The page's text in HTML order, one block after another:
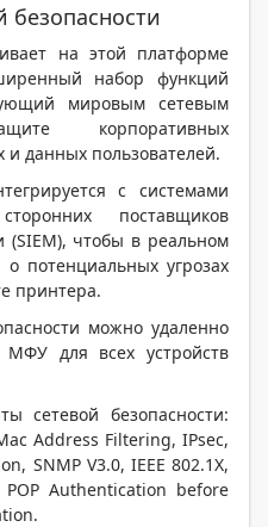
безопасности
на этой платформе
набор функций
мировым сетевым
корпоративных
данных пользователей.
с системами
поставщиков
(SIEM), чтобы в реальном
потенциальных угрозах
принтера.
можно удаленно
для всех устройств
сетевой безопасности:
Address Filtering, IPsec,
SNMP V3.0, IEEE 802.1X,
Authentication before